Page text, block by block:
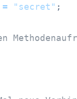
= "secret" ;